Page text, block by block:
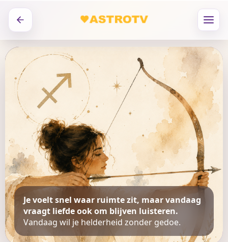
Je voelt snel waar ruimte zit, maar vandaag
vraagt liefde ook om blijven luisteren.
Vandaag wil je helderheid zonder gedoe.